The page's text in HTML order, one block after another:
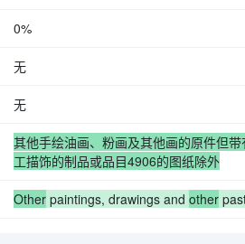
0%
无
无
其他手绘油画、粉画及其他画的原件但
工描饰的制品或品目4906的图纸除外
Other paintings, drawings and other